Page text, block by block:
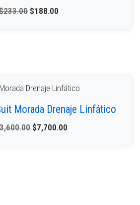
233.00 $188.00
Morada Drenaje Linfático
$7,700.00